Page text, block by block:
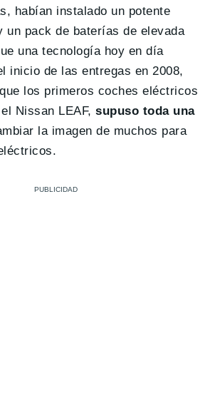
habían instalado un potente
un pack de baterías de elevada
una tecnología hoy en día
inicio de las entregas en 2008,
los primeros coches eléctricos
Nissan LEAF, supuso toda una
la imagen de muchos para